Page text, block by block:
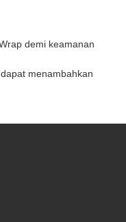
demi keamanan
menambahkan